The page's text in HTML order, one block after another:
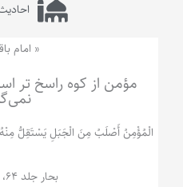
« امام
مؤمن از کوه راسخ تر
الْمُؤْمِنُ‌ أَصْلَبُ‌ مِنَ‌ الْجَبَلِ‌ یَسْتَقِلُّ
بحار جلد 64، صفحه 362